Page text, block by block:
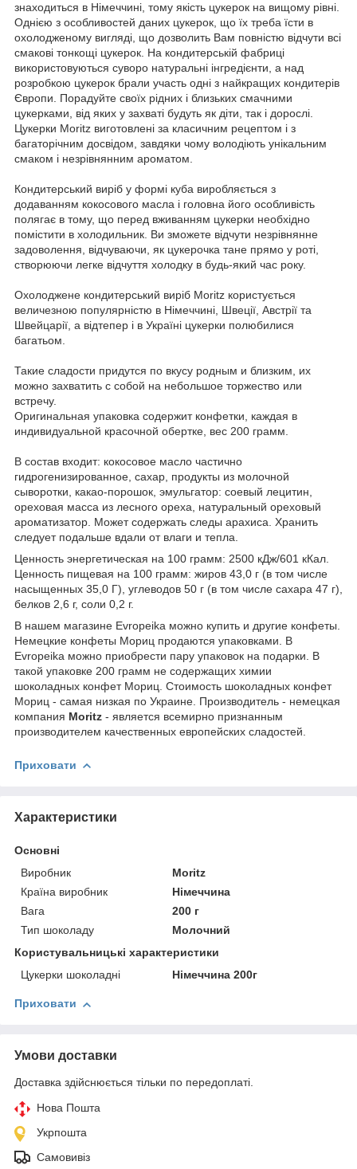
знаходиться в Німеччині, тому якість цукерок на вищому рівні.
Однією з особливостей даних цукерок, що їх треба їсти в
охолодженому вигляді, що дозволить Вам повністю відчути всі
смакові тонкощі цукерок. На кондитерській фабриці
використовуються суворо натуральні інгредієнти, а над
розробкою цукерок брали участь одні з найкращих кондитерів
Європи. Порадуйте своїх рідних і близьких смачними
цукерками, від яких у захваті будуть як діти, так і дорослі.
Цукерки Moritz виготовлені за класичним рецептом і з
багаторічним досвідом, завдяки чому володіють унікальним
смаком і незрівнянним ароматом.
Кондитерський виріб у формі куба виробляється з
додаванням кокосового масла і головна його особливість
полягає в тому, що перед вживанням цукерки необхідно
помістити в холодильник. Ви зможете відчути незрівнянне
задоволення, відчуваючи, як цукерочка тане прямо у роті,
створюючи легке відчуття холодку в будь-який час року.
Охолоджене кондитерський виріб Moritz користується
величезною популярністю в Німеччині, Швеції, Австрії та
Швейцарії, а відтепер і в Україні цукерки полюбилися
багатьом.
Такие сладости придутся по вкусу родным и близким, их
можно захватить с собой на небольшое торжество или
встречу.
Оригинальная упаковка содержит конфетки, каждая в
индивидуальной красочной обертке, вес 200 грамм.
В состав входит: кокосовое масло частично
гидрогенизированное, сахар, продукты из молочной
сыворотки, какао-порошок, эмульгатор: соевый лецитин,
ореховая масса из лесного ореха, натуральный ореховый
ароматизатор. Может содержать следы арахиса. Хранить
следует подальше вдали от влаги и тепла.
Ценность энергетическая на 100 грамм: 2500 кДж/601 кКал.
Ценность пищевая на 100 грамм: жиров 43,0 г (в том числе
насыщенных 35,0 Г), углеводов 50 г (в том числе сахара 47 г),
белков 2,6 г, соли 0,2 г.
В нашем магазине Evropeika можно купить и другие конфеты.
Немецкие конфеты Мориц продаются упаковками. В
Evropeika можно приобрести пару упаковок на подарки. В
такой упаковке 200 грамм не содержащих химии
шоколадных конфет Мориц. Стоимость шоколадных конфет
Мориц - самая низкая по Украине. Производитель - немецкая
компания Moritz - является всемирно признанным
производителем качественных европейских сладостей.
Приховати
Характеристики
Основні
Виробник
Moritz
Країна виробник
Німеччина
Вага
200 г
Тип шоколаду
Молочний
Користувальницькі характеристики
Цукерки шоколадні
Німеччина 200г
Приховати
Умови доставки
Доставка здійснюється тільки по передоплаті.
Нова Пошта
Укрпошта
Самовивіз